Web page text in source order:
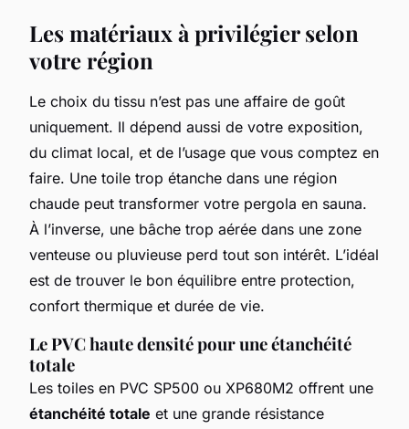
Les matériaux à privilégier selon
votre région
Le choix du tissu n’est pas une affaire de goût
uniquement. Il dépend aussi de votre exposition,
du climat local, et de l’usage que vous comptez en
faire. Une toile trop étanche dans une région
chaude peut transformer votre pergola en sauna.
À l’inverse, une bâche trop aérée dans une zone
venteuse ou pluvieuse perd tout son intérêt. L’idéal
est de trouver le bon équilibre entre protection,
confort thermique et durée de vie.
Le PVC haute densité pour une étanchéité
totale
Les toiles en PVC SP500 ou XP680M2 offrent une
étanchéité totale et une grande résistance